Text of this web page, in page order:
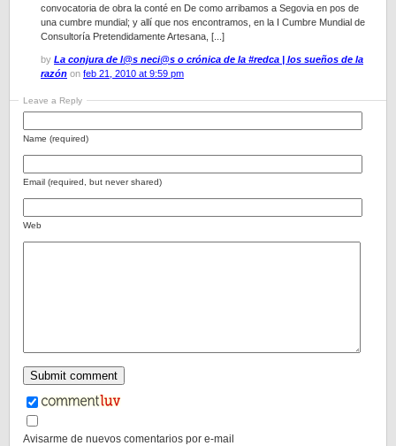
convocatoria de obra la conté en De como arribamos a Segovia en pos de
una cumbre mundial; y allí que nos encontramos, en la I Cumbre Mundial de
Consultoría Pretendidamente Artesana, [...]
by La conjura de l@s neci@s o crónica de la #redca | los sueños de la
razón on feb 21, 2010 at 9:59 pm
Leave a Reply
Name (required)
Email (required, but never shared)
Web
Avisarme de nuevos comentarios por e-mail